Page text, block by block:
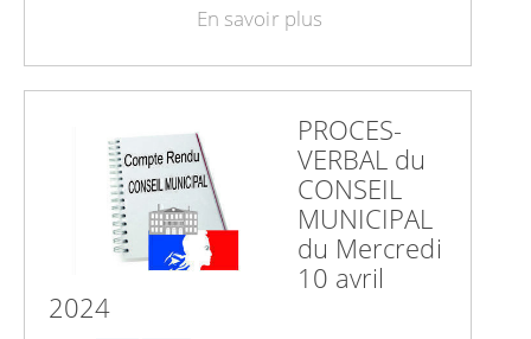
En savoir plus
PROCES-
VERBAL du
CONSEIL
MUNICIPAL
du Mercredi
10 avril
2024